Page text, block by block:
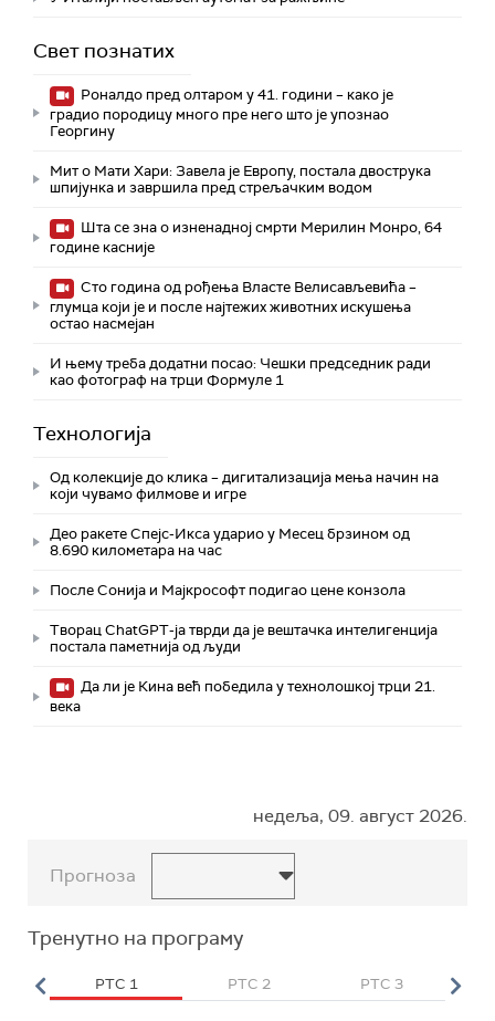
Свет познатих
Роналдо пред олтаром у 41. години – како је
градио породицу много пре него што је упознао
Георгину
Мит о Мати Хари: Завела је Европу, постала двострука
шпијунка и завршила пред стрељачким водом
Шта се зна о изненадној смрти Мерилин Монро, 64
године касније
Сто година од рођења Власте Велисављевића –
глумца који је и после најтежих животних искушења
остао насмејан
И њему треба додатни посао: Чешки председник ради
као фотограф на трци Формуле 1
Технологијa
Од колекције до клика – дигитализација мења начин на
који чувамо филмове и игре
Део ракете Спејс-Икса ударио у Месец брзином од
8.690 километара на час
После Сонија и Мајкрософт подигао цене конзола
Творац ChatGPT-ја тврди да је вештачка интелигенција
постала паметнија од људи
Да ли је Кина већ победила у технолошкој трци 21.
века
недеља, 09. август 2026.
Прогноза
Тренутно на програму
РТС 1 РТС 2 РТС 3